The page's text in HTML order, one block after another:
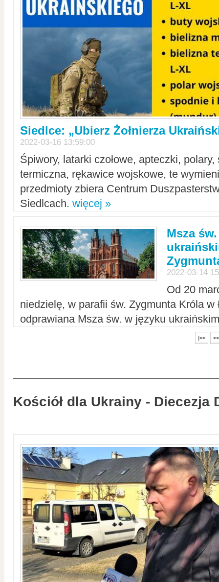
Siedlce: „Ubierz Żołnierza
2022-03-16 13:59:00
Śpiwory, latarki czołowe, apteczki,
termiczna, rękawice wojskowe, te
przedmioty zbiera Centrum
Siedlcach. więcej »
Msza
2022-03-14
Od 20
niedzielę, w parafii św. Zygmunta Króla w
odprawiana Msza św. w języku
|<< <<
Kościół dla Ukrainy - Diecezja